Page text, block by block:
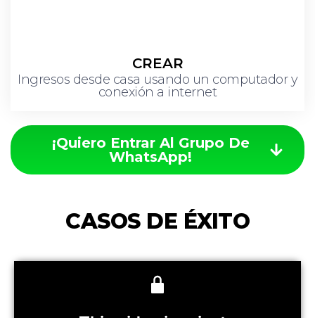
CREAR
Ingresos desde casa usando un computador y
conexión a internet
¡Quiero Entrar Al Grupo De
WhatsApp!
CASOS DE ÉXITO